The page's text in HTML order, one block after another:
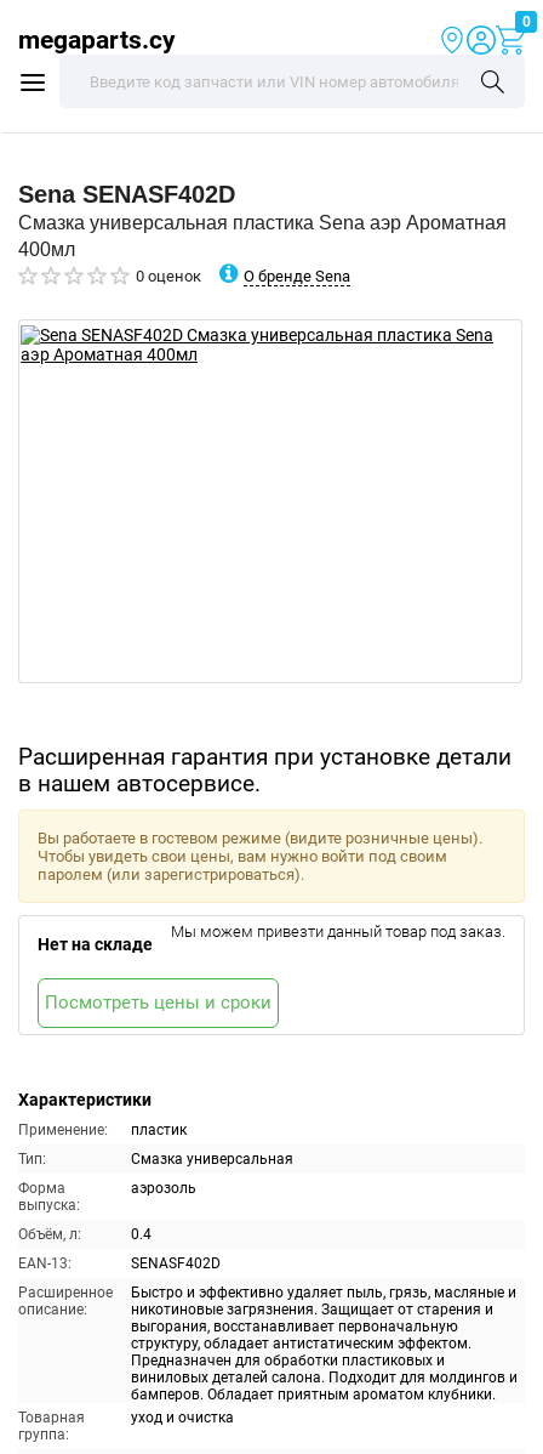
megaparts.cy
0
Sena SENASF402D
Смазка универсальная пластика Sena аэр Ароматная
400мл
0 оценок О бренде Sena
Расширенная гарантия при установке детали
в нашем автосервисе.
Характеристики
Применение:
пластик
Тип:
Смазка универсальная
Форма
выпуска:
аэрозоль
Объём, л:
0.4
EAN-13:
SENASF402D
Расширенное
описание:
Быстро и эффективно удаляет пыль, грязь, масляные и
никотиновые загрязнения. Защищает от старения и
выгорания, восстанавливает первоначальную
структуру, обладает антистатическим эффектом.
Предназначен для обработки пластиковых и
виниловых деталей салона. Подходит для молдингов и
бамперов. Обладает приятным ароматом клубники.
Товарная
группа:
уход и очистка
Вы работаете в гостевом режиме (видите розничные цены).
Чтобы увидеть свои цены, вам нужно войти под своим
паролем (или зарегистрироваться).
Нет на складе
Мы можем привезти данный товар под заказ.
Посмотреть цены и сроки